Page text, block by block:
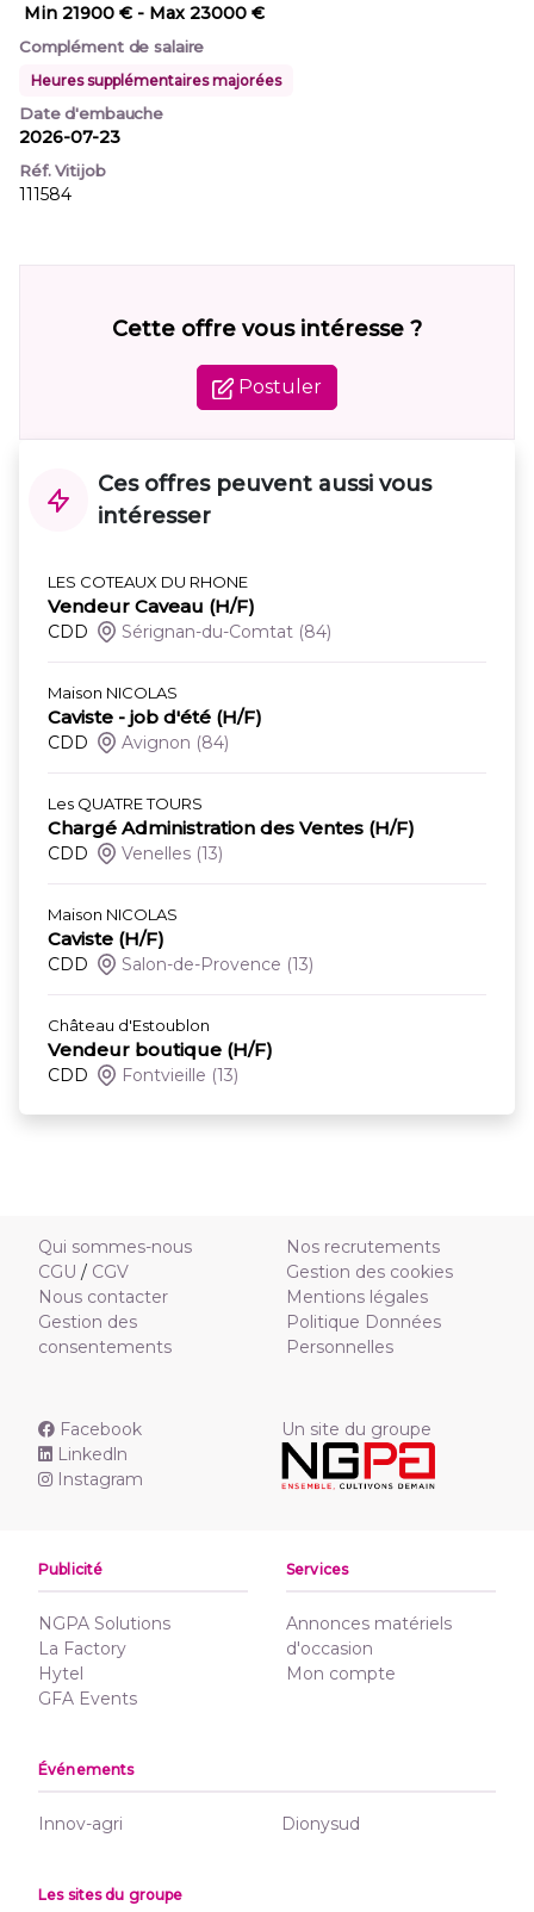
Min 21900 € - Max 23000 €
Complément de salaire
Heures supplémentaires majorées
Date d'embauche
2026-07-23
Réf. Vitijob
111584
Cette offre vous intéresse ?
Postuler
Ces offres peuvent aussi vous
intéresser
LES COTEAUX DU RHONE
Vendeur Caveau (H/F)
CDD Sérignan-du-Comtat (84)
Maison NICOLAS
Caviste - job d'été (H/F)
CDD Avignon (84)
Les QUATRE TOURS
Chargé Administration des Ventes (H/F)
CDD Venelles (13)
Maison NICOLAS
Caviste (H/F)
CDD Salon-de-Provence (13)
Château d'Estoublon
Vendeur boutique (H/F)
CDD Fontvieille (13)
Qui sommes-nous
CGU / CGV
Nous contacter
Gestion des
consentements
Nos recrutements
Gestion des cookies
Mentions légales
Politique Données
Personnelles
Facebook
Linkedln
Instagram
Un site du groupe
Publicité
NGPA Solutions
La Factory
Hytel
GFA Events
Services
Annonces matériels
d'occasion
Mon compte
Événements
Innov-agri Dionysud
Les sites du groupe